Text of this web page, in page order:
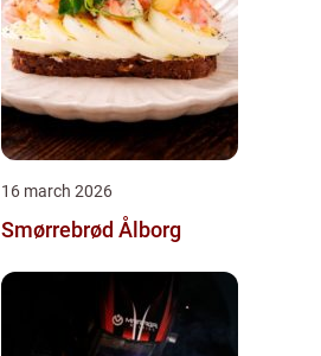
16 march 2026
Smørrebrød Ålborg